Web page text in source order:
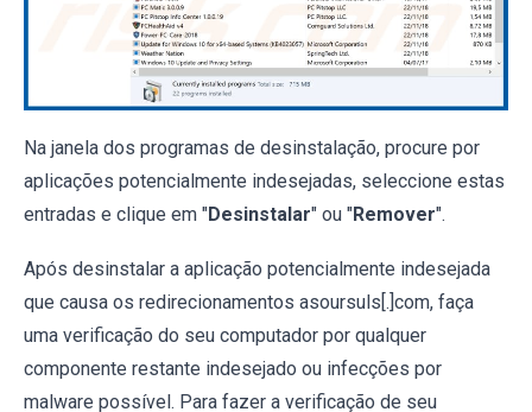
Na janela dos programas de desinstalação, procure por
aplicações potencialmente indesejadas, seleccione estas
entradas e clique em "Desinstalar" ou "Remover".
Após desinstalar a aplicação potencialmente indesejada
que causa os redirecionamentos asoursuls[.]com, faça
uma verificação do seu computador por qualquer
componente restante indesejado ou infecções por
malware possível. Para fazer a verificação de seu